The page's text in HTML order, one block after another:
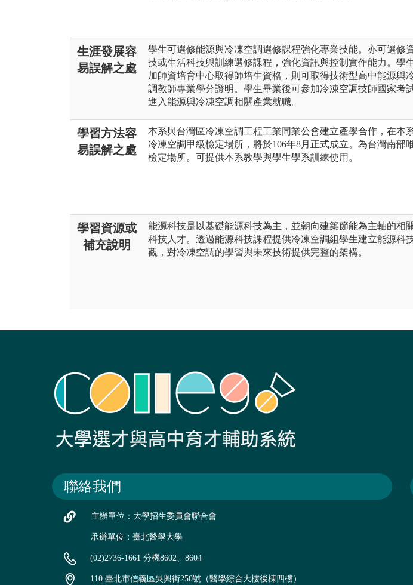
生涯發展容
易誤解之處
學生可選修能源與冷凍空調選修課程強化專業技能。亦可選修
技或生活科技與訓練選修課程，強化資訊與控制實作能力。學
加師資培育中心取得師培生資格，則可取得技術型高中能源與
調教師專業學分證明。學生畢業後可參加冷凍空調技師國家考
進入能源與冷凍空調相關產業就職。
學習方法容
易誤解之處
本系與台灣區冷凍空調工程工業同業公會建立產學合作，在本
冷凍空調甲級檢定場所，將於106年8月正式成立。為台灣南部
檢定場所。可提供本系教學與學生學系訓練使用。
學習資源或
補充說明
能源科技是以基礎能源科技為主，並朝向建築節能為主軸的相
科技人才。透過能源科技課程提供冷凍空調組學生建立能源科
觀，對冷凍空調的學習與未來技術提供完整的架構。
聯絡我們
主辦單位：大學招生委員會聯合會
承辦單位：臺北醫學大學
(02)2736-1661 分機8602、8604
110 臺北市信義區吳興街250號（醫學綜合大樓後棟四樓）